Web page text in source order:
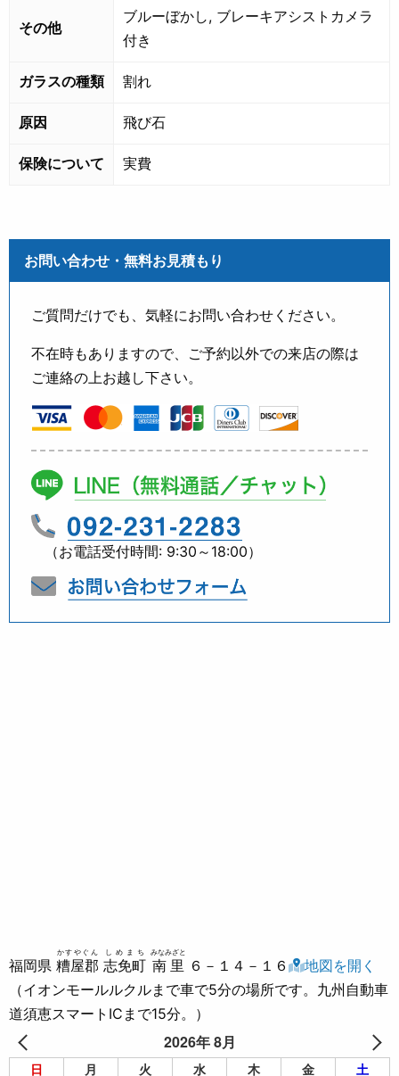
その他
ブルーぼかし, ブレーキアシストカメラ
付き
ガラスの種類 割れ
原因 飛び石
保険について 実費
お問い合わせ・無料お見積もり
ご質問だけでも、気軽にお問い合わせください。
不在時もありますので、ご予約以外での来店の際は
ご連絡の上お越し下さい。
（お電話受付時間: 9:30～18:00）
福岡県 糟屋郡
かすやぐん
志免町
しめまち
南里
みなみざと
６－１４－１６
地図を開く
（イオンモールルクルまで車で5分の場所です。九州自動車
道須恵スマートICまで15分。）
2026年 8月
日 月 火 水 木 金 土